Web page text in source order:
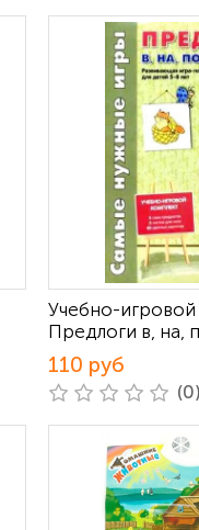
Учебно-
Предлоги в, на,
110 руб